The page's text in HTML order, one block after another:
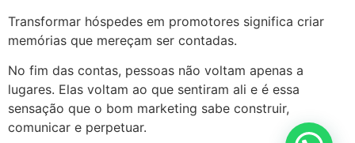
Transformar hóspedes em promotores significa criar
memórias que mereçam ser contadas.
No fim das contas, pessoas não voltam apenas a
lugares. Elas voltam ao que sentiram ali e é essa
sensação que o bom marketing sabe construir,
comunicar e perpetuar.